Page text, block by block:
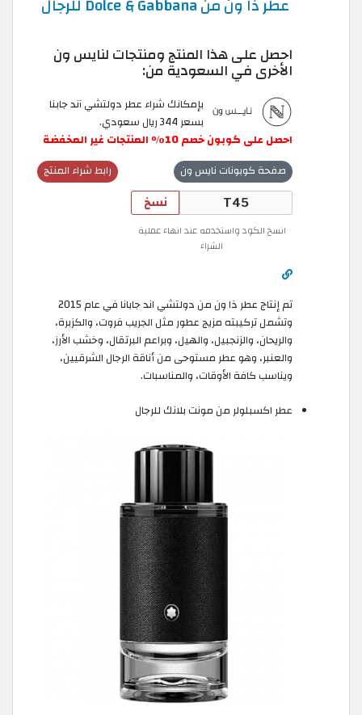
احصل على هذا المنتج ومنتجات لنايس ون
الأخرى في السعودية من:
بإمكانك شراء عطر دولتشي آند جابنا
بسعر 344 ريال سعودي.
احصل على كوبونخصم ٪ المنتجات غير المخفضة
رابط شراء المنتج صفحة كوبونات نايس ون
نسخ
انسخ الكود واستخدمه عند انهاء عملية
الشراء
تم إنتاج عطر ذا ون من دولتشي اند جابانا في عام 2015
وتشمل تركيبته مزيج عطور مثل الجريب فروت، والكزبرة،
والريحان، والزنجبيل، والهيل، وبراعم البرتقال، وخشب الأرز،
والعنبر، وهو عطر مستوحى من أناقة الرجال الشرقيين،
ويناسب كافة الأوقات، والمناسبات.
عطر اكسبلولر من مونت بلانك للرجال